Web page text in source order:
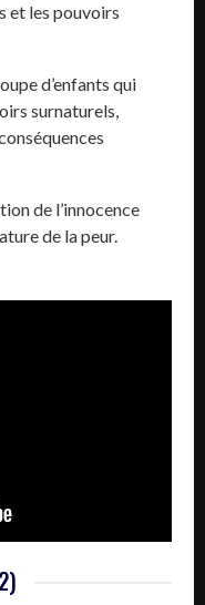
et les pouvoirs
d’enfants qui
surnaturels,
de l’innocence
de la peur.